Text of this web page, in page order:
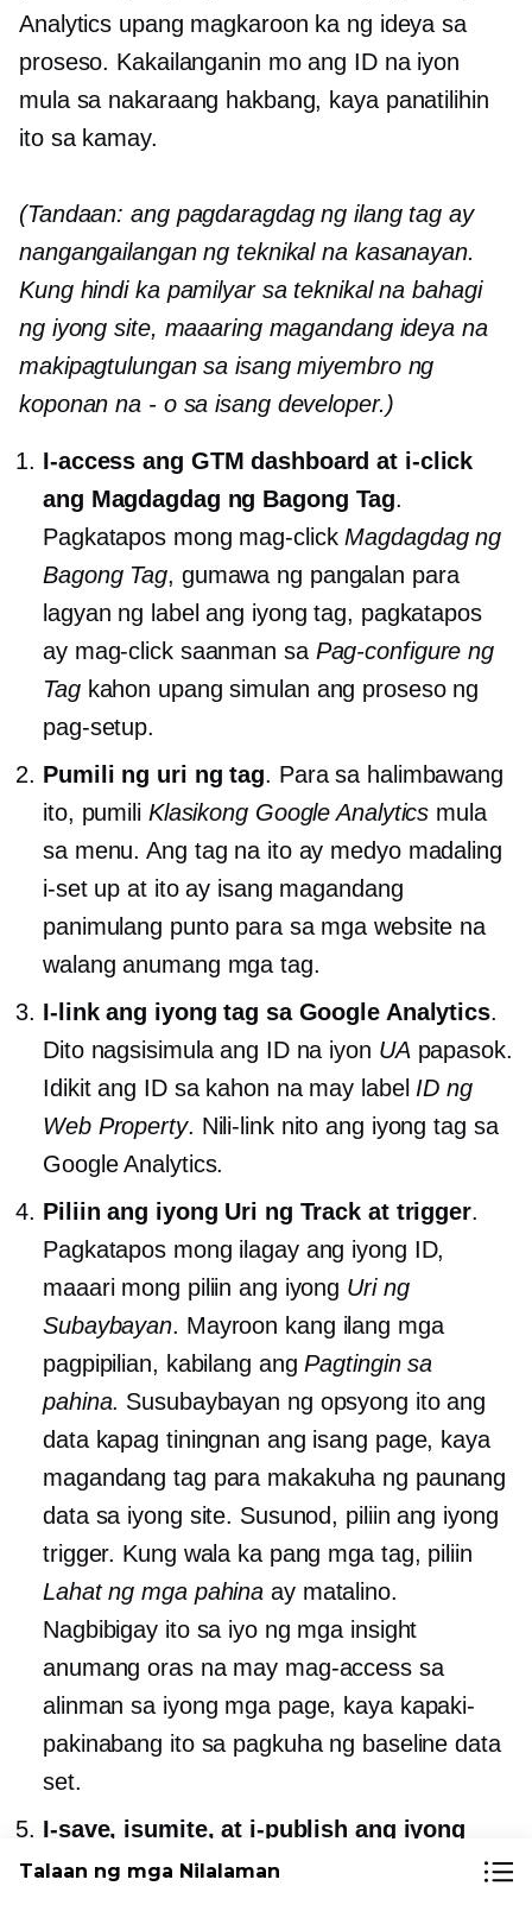
Analytics upang magkaroon ka ng ideya sa
proseso. Kakailanganin mo ang ID na iyon
mula sa nakaraang hakbang, kaya panatilihin
ito sa kamay.
(Tandaan: ang pagdaragdag ng ilang tag ay
nangangailangan ng teknikal na kasanayan.
Kung hindi ka pamilyar sa teknikal na bahagi
ng iyong site, maaaring magandang ideya na
makipagtulungan sa isang miyembro ng
koponan na -o sa isang developer.)
I-access ang GTM dashboard at i-click
ang Magdagdag ng Bagong Tag.
Pagkatapos mong mag-clickMagdagdag ng
Bagong Tag, gumawa ng pangalan para
lagyan ng label ang iyong tag, pagkatapos
ay mag-click saanman sa Pag-configure ng
Tagkahon upang simulan ang proseso ng
pag-setup.
Pumili ng uri ng tag. Para sa halimbawang
ito, pumili Klasikong Google Analytics mula
sa menu. Ang tag na ito ay medyo madaling
i-set up at ito ay isang magandang
panimulang punto para sa mga website na
walang anumang mga tag.
I-link ang iyong tag sa Google Analytics.
Dito nagsisimula ang ID na iyon UA papasok.
Idikit ang ID sa kahon na may label ID ng
Web Property. Nili-link nito ang iyong tag sa
Google Analytics.
Piliin ang iyong Uri ng Track at trigger.
Pagkatapos mong ilagay ang iyong ID,
maaari mong piliin ang iyong Uri ng
Subaybayan. Mayroon kang ilang mga
pagpipilian, kabilang angPagtingin sa
pahina. Susubaybayan ng opsyong ito ang
data kapag tiningnan ang isang page, kaya
magandang tag para makakuha ng paunang
data sa iyong site. Susunod, piliin ang iyong
trigger. Kung wala ka pang mga tag, piliin
Lahat ng mga pahina ay matalino.
Nagbibigay ito sa iyo ng mga insight
anumang oras na may mag-access sa
alinman sa iyong mga page, kaya kapaki-
pakinabang ito sa pagkuha ng baseline data
set.
I-save, isumite, at i-publish ang iyong
tag. Kapag tapos ka nang i-configure ang
Talaan ng mga Nilalaman